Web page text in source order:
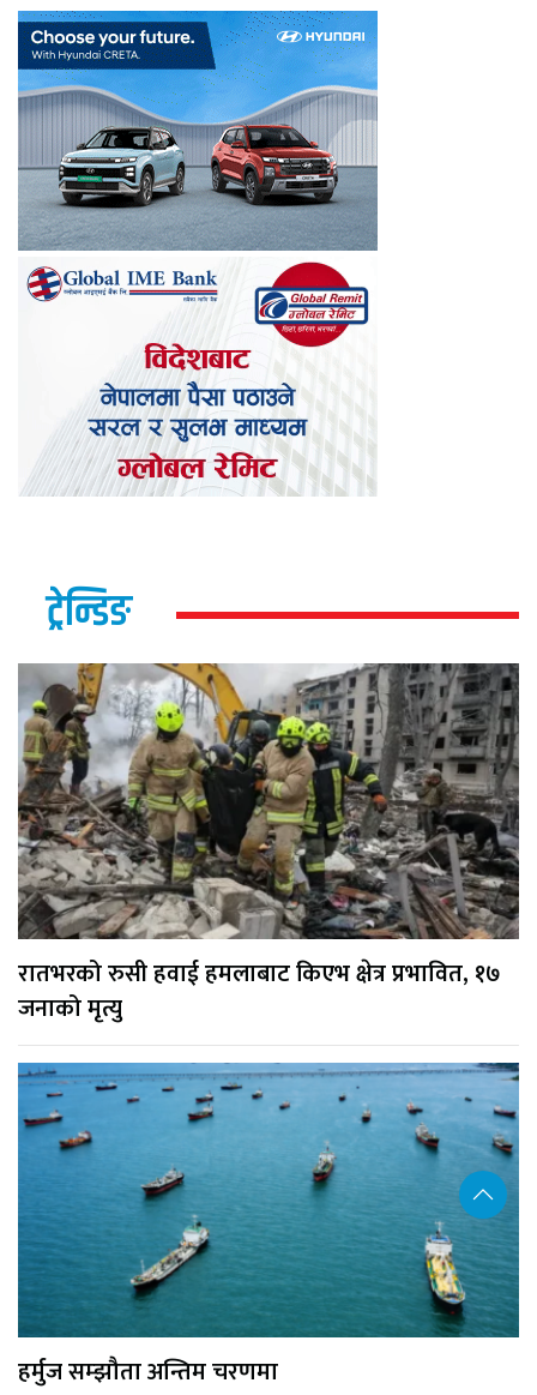
ट्रेन्डिङ
रातभरको रुसी हवाई हमलाबाट किएभ क्षेत्र प्रभावित, १७
जनाको मृत्यु
हर्मुज सम्झौता अन्तिम चरणमा